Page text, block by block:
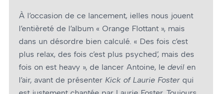
À l’occasion de ce lancement, ielles nous jouent
l’entièreté de l’album « Orange Flottant », mais
dans un désordre bien calculé. « Des fois c’est
plus relax, des fois c’est plus psyched’, mais des
fois on est heavy », de lancer Antoine, le devil en
l’air, avant de présenter Kick of Laurie Foster qui